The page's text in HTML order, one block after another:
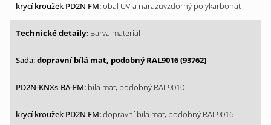
obal UV a nárazuvzdorný polykarbonát
Barva materiál
dopravní bílá mat, podobný RAL9016 (93762)
bílá mat, podobný RAL9010
dopravní bílá mat, podobný RAL9016